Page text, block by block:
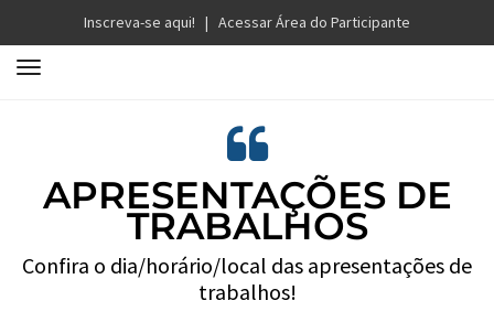
Inscreva-se aqui! | Acessar Área do Participante
T
a
APRESENTAÇÕES DE
TRABALHOS
Confira o dia/horário/local das apresentações de
trabalhos!